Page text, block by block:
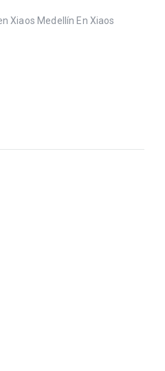
Xiaos Medellín En Xiaos